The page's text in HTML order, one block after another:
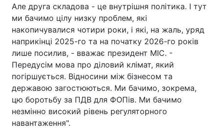
Але друга складова - це внутрішня політика. І тут
ми бачимо цілу низку проблем, які
накопичувалися чотири роки, і які, на жаль, уряд
наприкінці 2025-го та на початку 2026-го років
лише посилив, - вважає президент МІС. -
Передусім мова про діловий клімат, який
погіршується. Відносини між бізнесом та
державою загостюються. Ми бачимо, зокрема,
цю боротьбу за ПДВ для ФОПів. Ми бачимо
незмінно високий рівень регуляторного
навантаження".